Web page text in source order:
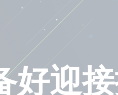
好迎